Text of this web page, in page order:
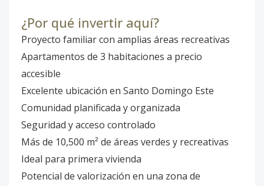
¿Por qué invertir aquí?
Proyecto familiar con amplias áreas recreativas
Apartamentos de 3 habitaciones a precio
accesible
Excelente ubicación en Santo Domingo Este
Comunidad planificada y organizada
Seguridad y acceso controlado
Más de 10,500 m² de áreas verdes y recreativas
Ideal para primera vivienda
Potencial de valorización en una zona de